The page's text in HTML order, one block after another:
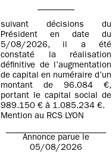
suivant décisions du
Président en date du
5/08/2026, il a été
constaté la réalisation
définitive de l’augmentation
de capital en numéraire d’un
montant de 96.084 €,
portant le capital social de
989.150 € à 1.085.234 €.
Mention au RCS LYON
Annonce parue le
05/08/2026